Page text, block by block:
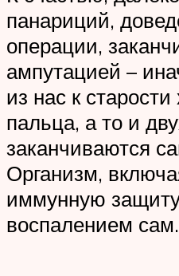
панариций,
операции,
ампутацией –
из нас к
пальца, а то и
заканчиваются
Организм,
иммунную
воспалением сам.